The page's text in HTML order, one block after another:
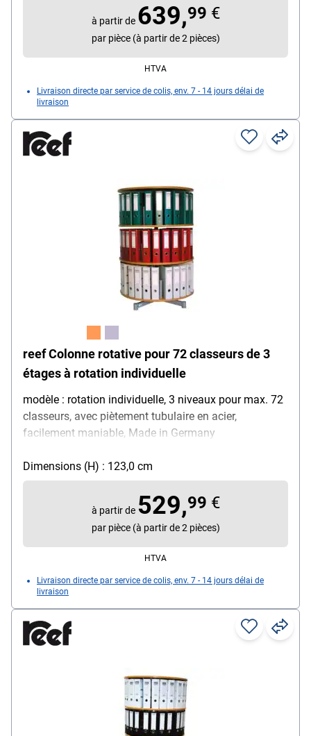
à partir de 639,99 €
par pièce (à partir de 2 pièces)
HTVA
Livraison directe par service de colis, env. 7 - 14 jours délai de
livraison
reef Colonne rotative pour 72 classeurs de 3
étages à rotation individuelle
modèle : rotation individuelle, 3 niveaux pour max. 72
classeurs, avec piètement tubulaire en acier,
facilement maniable, Made in Germany
Dimensions (H) : 123,0 cm
à partir de 529,99 €
par pièce (à partir de 2 pièces)
HTVA
Livraison directe par service de colis, env. 7 - 14 jours délai de
livraison